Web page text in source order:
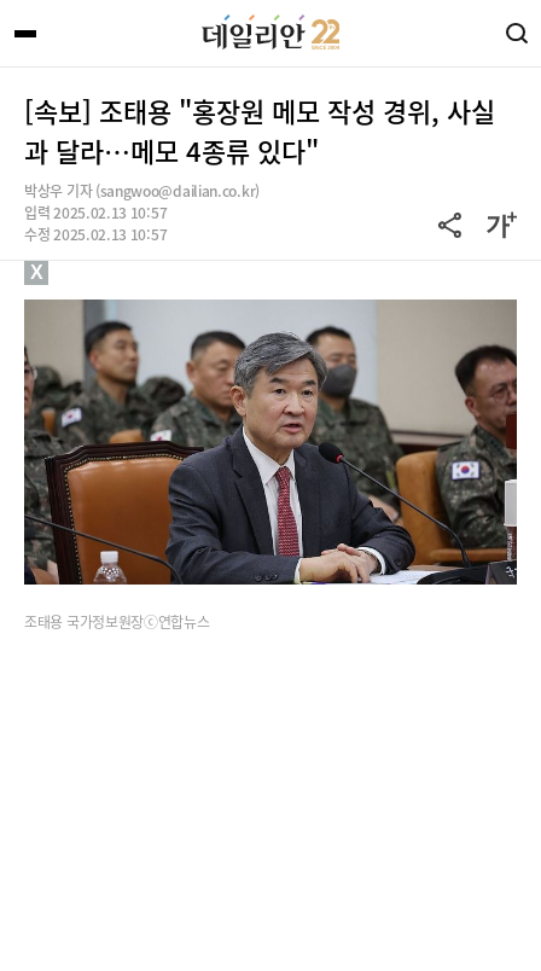
[속보] 조태용 "홍장원 메모 작성 경위, 사실
과 달라…메모 4종류 있다"
박상우 기자 (sangwoo@dailian.co.kr)
입력 2025.02.13 10:57
수정 2025.02.13 10:57
조태용 국가정보원장ⓒ연합뉴스
X